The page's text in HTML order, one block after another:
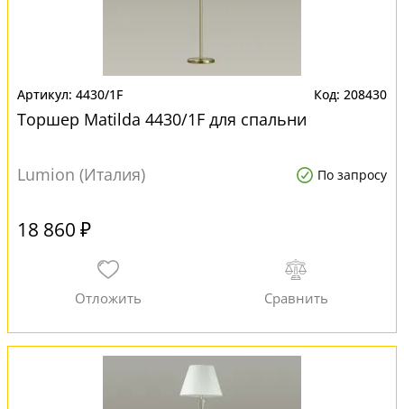
4430/1F 208430
Торшер Matilda 4430/1F для спальни
Lumion (Италия) По запросу
18 860 ₽